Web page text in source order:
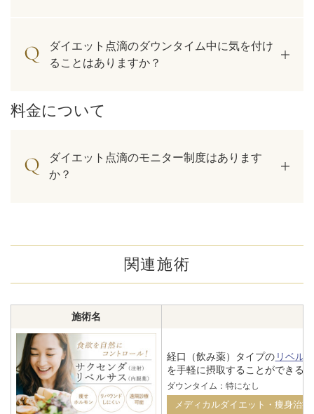
ダイエット点滴のダウンタイム中に気を付け
ることはありますか？
料金について
ダイエット点滴のモニター制度はあります
か？
関連施術
施術名
経口（飲み薬）タイプの リベル
を手軽に摂取することができる
ダウンタイム：特になし
メディカルダイエット・痩身治療